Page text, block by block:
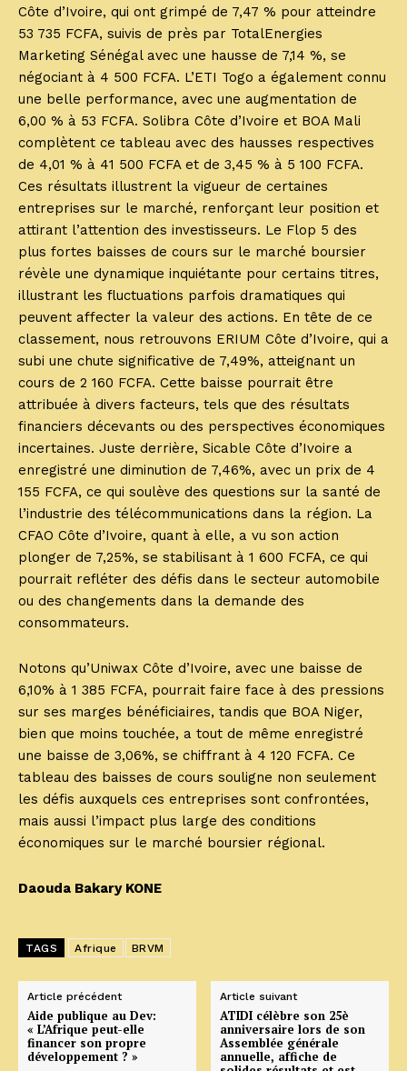
Côte d’Ivoire, qui ont grimpé de 7,47 % pour atteindre
53 735 FCFA, suivis de près par TotalEnergies
Marketing Sénégal avec une hausse de 7,14 %, se
négociant à 4 500 FCFA. L’ETI Togo a également connu
une belle performance, avec une augmentation de
6,00 % à 53 FCFA. Solibra Côte d’Ivoire et BOA Mali
complètent ce tableau avec des hausses respectives
de 4,01 % à 41 500 FCFA et de 3,45 % à 5 100 FCFA.
Ces résultats illustrent la vigueur de certaines
entreprises sur le marché, renforçant leur position et
attirant l’attention des investisseurs. Le Flop 5 des
plus fortes baisses de cours sur le marché boursier
révèle une dynamique inquiétante pour certains titres,
illustrant les fluctuations parfois dramatiques qui
peuvent affecter la valeur des actions. En tête de ce
classement, nous retrouvons ERIUM Côte d’Ivoire, qui a
subi une chute significative de 7,49%, atteignant un
cours de 2 160 FCFA. Cette baisse pourrait être
attribuée à divers facteurs, tels que des résultats
financiers décevants ou des perspectives économiques
incertaines. Juste derrière, Sicable Côte d’Ivoire a
enregistré une diminution de 7,46%, avec un prix de 4
155 FCFA, ce qui soulève des questions sur la santé de
l’industrie des télécommunications dans la région. La
CFAO Côte d’Ivoire, quant à elle, a vu son action
plonger de 7,25%, se stabilisant à 1 600 FCFA, ce qui
pourrait refléter des défis dans le secteur automobile
ou des changements dans la demande des
consommateurs.
Notons qu’Uniwax Côte d’Ivoire, avec une baisse de
6,10% à 1 385 FCFA, pourrait faire face à des pressions
sur ses marges bénéficiaires, tandis que BOA Niger,
bien que moins touchée, a tout de même enregistré
une baisse de 3,06%, se chiffrant à 4 120 FCFA. Ce
tableau des baisses de cours souligne non seulement
les défis auxquels ces entreprises sont confrontées,
mais aussi l’impact plus large des conditions
économiques sur le marché boursier régional.
Daouda Bakary KONE
TAGS Afrique BRVM
Article précédent
Aide publique au Dev:
« L’Afrique peut-elle
financer son propre
développement ? »
Article suivant
ATIDI célèbre son 25è
anniversaire lors de son
Assemblée générale
annuelle, affiche de